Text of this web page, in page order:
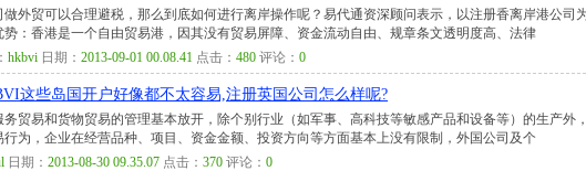
外贸可以合理避税，那么到底如何进行离岸操作呢？易代通资深顾问表示，以注册香离岸港公司
：香港是一个自由贸易港，因其没有贸易屏障、资金流动自由、规章条文透明度高、法律
hkbvi 日期： 2013-09-01 00.08.41 点击： 480 评论： 0
这些岛国开户好像都不太容易,注册英国公司怎么样呢?
贸易和货物贸易的管理基本放开，除个别行业（如军事、高科技等敏感产品和设备等）的生产外，
为，企业在经营品种、项目、资金金额、投资方向等方面基本上没有限制，外国公司及个
日期： 2013-08-30 09.35.07 点击： 370 评论： 0